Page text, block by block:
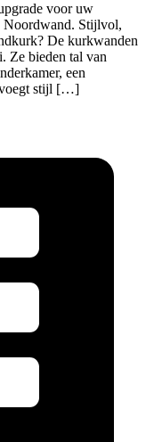
voor uw
Noordwand. Stijlvol,
De kurkwanden
Ze bieden tal van
een
voegt stijl […]